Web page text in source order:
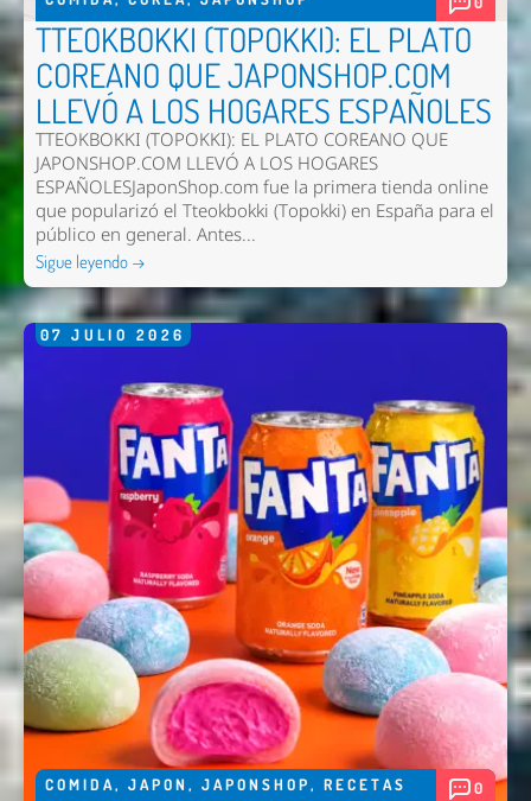
TTEOKBOKKI (TOPOKKI): EL PLATO
COREANO QUE JAPONSHOP.COM
LLEVÓ A LOS HOGARES ESPAÑOLES
TTEOKBOKKI (TOPOKKI): EL PLATO COREANO QUE
JAPONSHOP.COM LLEVÓ A LOS HOGARES
ESPAÑOLESJaponShop.com fue la primera tienda online
que popularizó el Tteokbokki (Topokki) en España para el
público en general. Antes...
Sigue leyendo →
07 JULIO 2026
COMIDA, JAPON , JAPONSHOP, RECETAS 0